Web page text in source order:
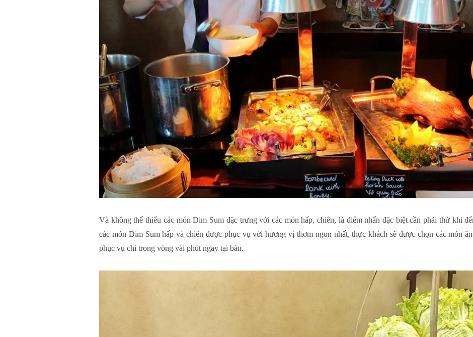
Và không thể thiếu các món Dim Sum đặc trưng với các món hấp, chiên, là điểm nhấn đặc biệt cần phải thử khi
các món Dim Sum hấp và chiên được phục vụ với hương vị thơm ngon nhất, thực khách sẽ được chọn các món
phục vụ chỉ trong vòng vài phút ngay tại bàn.